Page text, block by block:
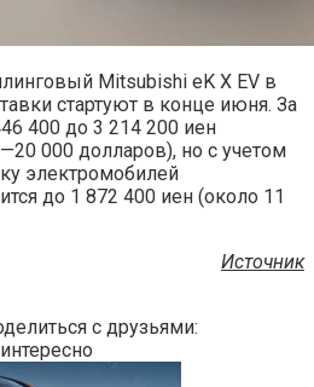
Mitsubishi eK X EV в
стартуют в конце июня. За
400 до 3 214 200 иен
000 долларов), но с учетом
электромобилей
до 1 872 400 иен (около 11
Источник
с друзьями: